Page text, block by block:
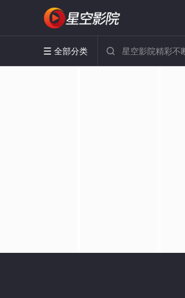
 全部分类 